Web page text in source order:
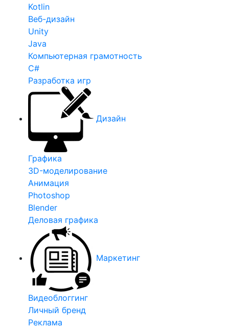
Kotlin
Веб-дизайн
Unity
Java
Компьютерная грамотность
C#
Разработка игр
Дизайн
Графика
3D-моделирование
Анимация
Photoshop
Blender
Деловая графика
Маркетинг
Видеоблоггинг
Личный бренд
Реклама